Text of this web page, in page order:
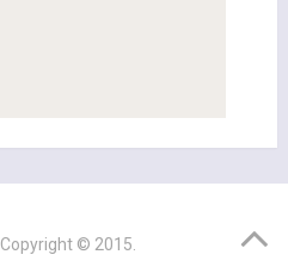
Copyright © 2015.